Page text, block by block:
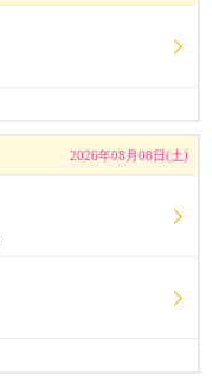
2026年08月08日(土)